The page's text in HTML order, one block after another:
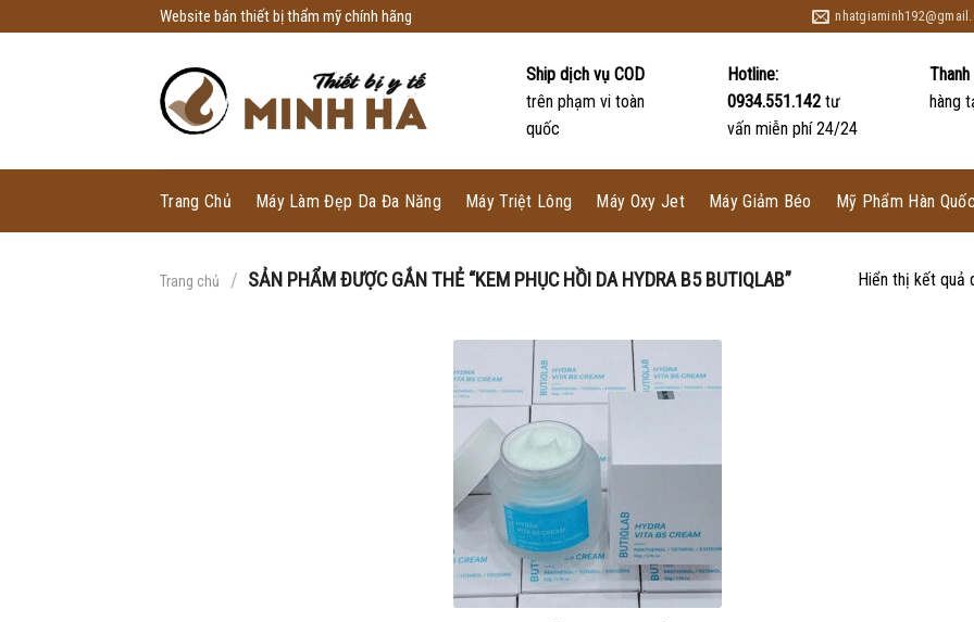
to
Website bán thiết bị thẩm mỹ chính hãng
Ship dịch vụ COD
trên phạm vi toàn
quốc
Hotline:
0934.551.142 tư
vấn miễn phí 24/24
hàng
Trang Chủ Máy Làm Đẹp Da Đa Năng Máy Triệt Lông Máy Oxy Jet Máy Giảm Béo Mỹ Phẩm Hàn
Trang chủ / SẢN PHẨM ĐƯỢC GẮN THẺ “KEM PHỤC HỒI DA HYDRA B5 BUTIQLAB” Hiển thị kết quả